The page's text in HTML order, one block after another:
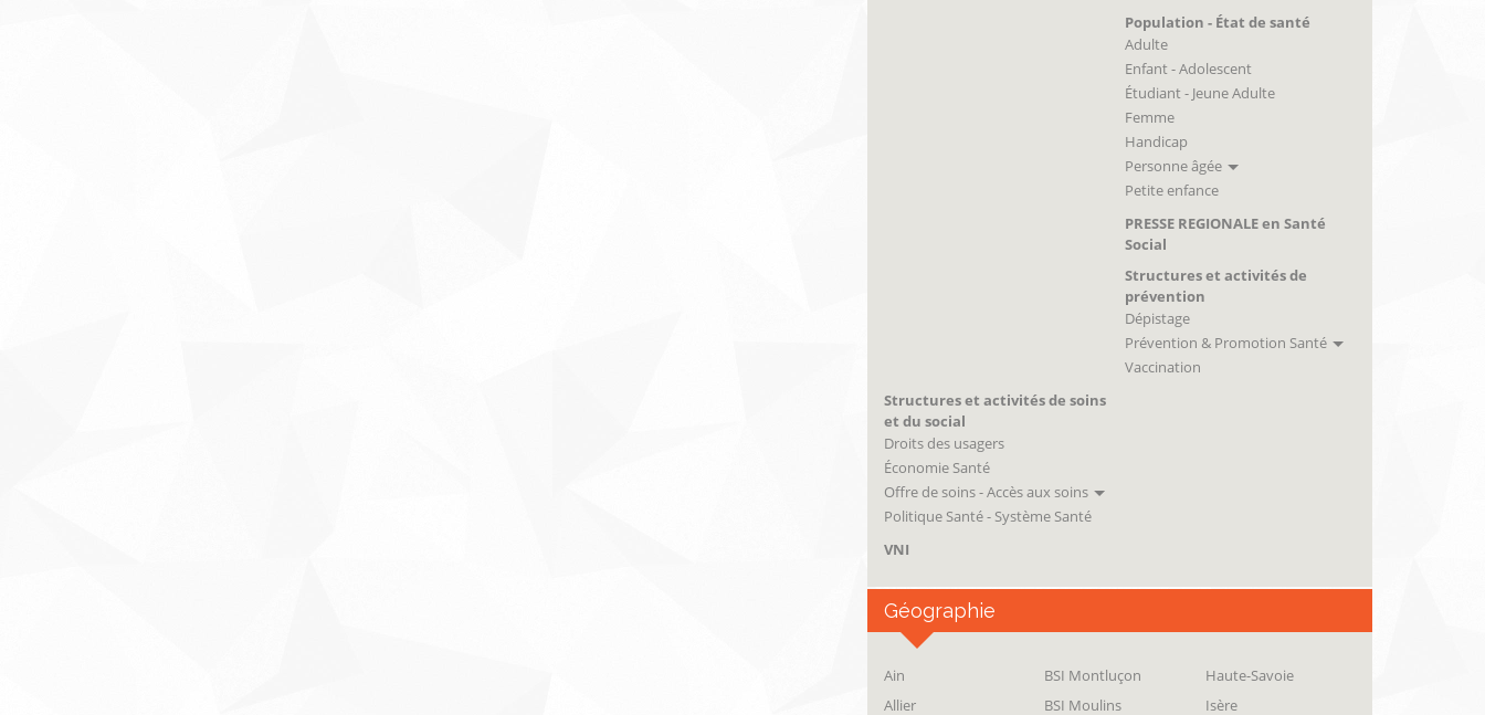
Population - État de santé
Adulte
Enfant - Adolescent
Étudiant - Jeune Adulte
Femme
Handicap
Personne âgée
Petite enfance
PRESSE REGIONALE en Santé
Social
Structures et activités de
prévention
Dépistage
Prévention & Promotion Santé
Vaccination
Structures et activités de soins
et du social
Droits des usagers
Économie Santé
Offre de soins - Accès aux soins
Politique Santé - Système Santé
VNI
Géographie
Ain
Allier
BSI Montluçon
BSI Moulins
Haute-Savoie
Isère